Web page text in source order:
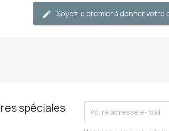
Soyez le premier à donner votre
spéciales